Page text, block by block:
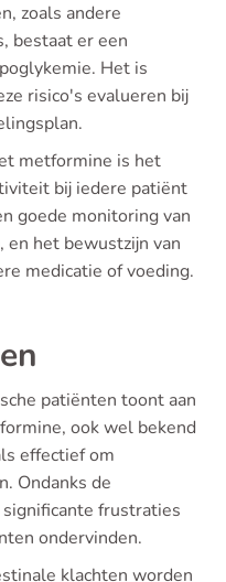
zoals andere
bestaat er een
Het is
risico's evalueren bij
metformine is het
bij iedere patiënt
goede monitoring van
en het bewustzijn van
medicatie of voeding.
patiënten toont aan
ook wel bekend
effectief om
Ondanks de
frustraties
ondervinden.
klachten worden